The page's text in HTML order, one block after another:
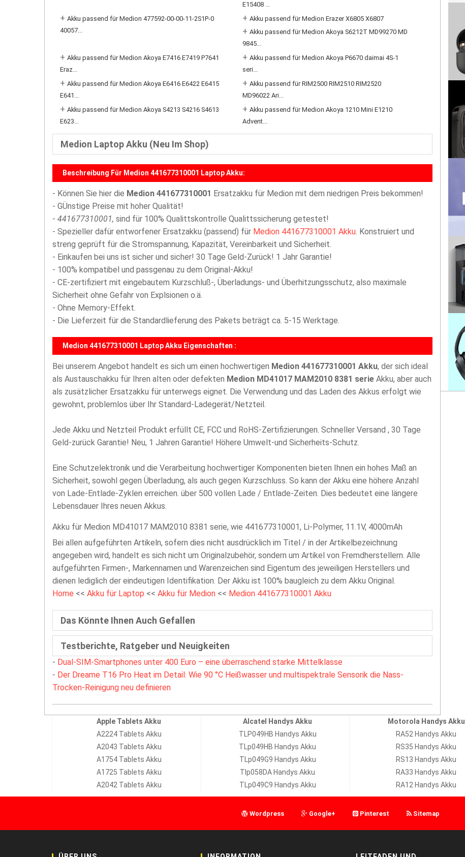
E15408 ...
+ Akku passend für Medion 477592-00-00-11-2S1P-0
40057...
+Akku passend für Medion Erazer X6805 X6807
+Akku passend für Medion Akoya S6212T MD99270 MD
9845...
+ Akku passend für Medion Akoya E7416 E7419 P7641
Eraz...
+Akku passend für Medion Akoya P6670 daimai 4S-1
seri...
+ Akku passend für Medion Akoya E6416 E6422 E6415
E641...
+Akku passend für RIM2500 RIM2510 RIM2520
MD96022 Ari...
+ Akku passend für Medion Akoya S4213 S4216 S4613
E623...
+Akku passend für Medion Akoya 1210 Mini E1210
Advent...
Medion Laptop Akku (Neu Im Shop)
Beschreibung Für Medion 441677310001 Laptop Akku:
- Können Sie hier die Medion 441677310001 Ersatzakku für Medion mit dem niedrigen Preis bekommen!
- GÜnstige Preise mit hoher Qualität!
- 441677310001, sind für 100% Qualittskontrolle Qualittssicherung getestet!
- Spezieller dafür entworfener Ersatzakku (passend) für Medion 441677310001 Akku. Konstruiert und
streng geprüft für die Stromspannung, Kapazität, Vereinbarkeit und Sicherheit.
- Einkaufen bei uns ist sicher und sicher! 30 Tage Geld-Zurück! 1 Jahr Garantie!
- 100% kompatibel und passgenau zu dem Original-Akku!
- CE-zertifiziert mit eingebautem Kurzschluß-, Überladungs- und Überhitzungsschutz, also maximale
Sicherheit ohne Gefahr von Explsionen o.ä.
- Ohne Memory-Effekt.
- Die Lieferzeit für die Standardlieferung des Pakets beträgt ca. 5-15 Werktage.
Medion 441677310001 Laptop Akku Eigenschaften :
Bei unserem Angebot handelt es sich um einen hochwertigen Medion 441677310001 Akku, der sich ideal
als Austauschakku für Ihren alten oder defekten Medion MD41017 MAM2010 8381 serie Akku, aber auch
als zusätzlicher Ersatzakku für unterwegs eignet. Die Verwendung und das Laden des Akkus erfolgt wie
gewohnt, problemlos über Ihr Standard-Ladegerät/Netzteil.
Jede Akku und Netzteil Produkt erfüllt CE, FCC und RoHS-Zertifizierungen. Schneller Versand , 30 Tage
Geld-zurück Garantie! Neu, 1 Jahren Garantie! Höhere Umwelt-und Sicherheits-Schutz.
Eine Schutzelektronik und die Verarbeitung hochwertiger Komponenten bieten Ihnen ein hohes Maß an
Sicherheit, sowohl gegen Überladung, als auch gegen Kurzschluss. So kann der Akku eine höhere Anzahl
von Lade-Entlade-Zyklen erreichen. über 500 vollen Lade / Entlade-Zeiten. Dies bedeutet eine längere
Lebensdauer Ihres neuen Akkus.
Akku für Medion MD41017 MAM2010 8381 serie, wie 441677310001, Li-Polymer, 11.1V, 4000mAh
Bei allen aufgeführten Artikeln, sofern dies nicht ausdrücklich im Titel / in der Artikelbezeichnung
angegeben wird, handelt es sich nicht um Originalzubehör, sondern um Artikel von Fremdherstellern. Alle
aufgeführten Firmen-, Markennamen und Warenzeichen sind Eigentum des jeweiligen Herstellers und
dienen lediglich der eindeutigen Identifikation. Der Akku ist 100% baugleich zu dem Akku Original.
Home << Akku für Laptop << Akku für Medion << Medion 441677310001 Akku
Das Könnte Ihnen Auch Gefallen
Testberichte, Ratgeber und Neuigkeiten
- Dual-SIM-Smartphones unter 400 Euro – eine überraschend starke Mittelklasse
- Der Dreame T16 Pro Heat im Detail: Wie 90 °C Heißwasser und multispektrale Sensorik die Nass-
Trocken-Reinigung neu definieren
Apple Tablets Akku
A2224 Tablets Akku
A2043 Tablets Akku
A1754 Tablets Akku
A1725 Tablets Akku
A2042 Tablets Akku
Alcatel Handys Akku
TLP049HB Handys Akku
TLp049HB Handys Akku
TLp049G9 Handys Akku
Tlp058DA Handys Akku
TLp049C9 Handys Akku
Motorola Handys Akku
RA52 Handys Akku
RS35 Handys Akku
RS13 Handys Akku
RA33 Handys Akku
RA12 Handys Akku
Wordpress Google+ Pinterest Sitemap